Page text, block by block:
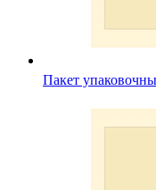
Пакет